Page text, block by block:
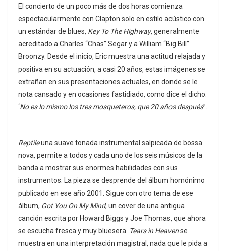
El concierto de un poco más de dos horas comienza
espectacularmente con Clapton solo en estilo acústico con
un estándar de blues, Key To The Highway, generalmente
acreditado a Charles “Chas” Segar y a William “Big Bill”
Broonzy. Desde el inicio, Eric muestra una actitud relajada y
positiva en su actuación, a casi 20 años, estas imágenes se
extrañan en sus presentaciones actuales, en donde se le
nota cansado y en ocasiones fastidiado, como dice el dicho:
‘No es lo mismo los tres mosqueteros, que 20 años después”.
Reptileuna suave tonada instrumental salpicada de bossa
nova, permite a todos y cada uno de los seis músicos de la
banda a mostrar sus enormes habilidades con sus
instrumentos. La pieza se desprende del álbum homónimo
publicado en ese año 2001. Sigue con otro tema de ese
álbum, Got You On My Mind, un cover de una antigua
canción escrita por Howard Biggs y Joe Thomas, que ahora
se escucha fresca y muy bluesera. Tears in Heavense
muestra en una interpretación magistral, nada que le pida a